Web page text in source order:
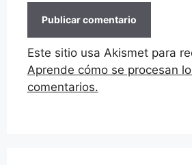
Este sitio usa Akismet para
Aprende cómo se procesan
comentarios.